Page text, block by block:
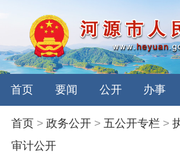
首页 要闻 公开 办事
首页 >政务公开 > 五公开专栏 >
审计公开